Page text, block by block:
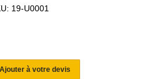
19-U0001
Ajouter à votre devis